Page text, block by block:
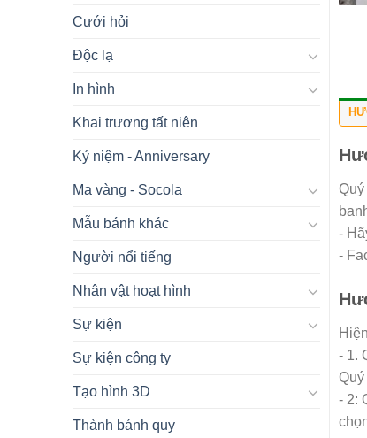
Cưới hỏi
Độc lạ
In hình
Khai trương tất niên
Kỷ niệm - Anniversary
Mạ vàng - Socola
Mẫu bánh khác
Người nổi tiếng
Nhân vật hoạt hình
Sự kiện
Sự kiện công ty
Tạo hình 3D
Thành bánh quy
-
-
- 1.
- 2: